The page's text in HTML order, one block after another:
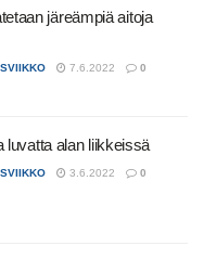
järeämpiä aitoja
7.6.2022 0
luvatta alan liikkeissä
3.6.2022 0